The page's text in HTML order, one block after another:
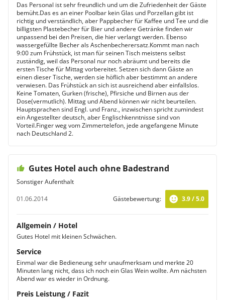
Das Personal ist sehr freundlich und um die Zufriedenheit der Gäste
bemüht.Das es an einer Poolbar kein Glas und Porzellan gibt ist
richtig und verständlich, aber Pappbecher für Kaffee und Tee und die
billigsten Plastebecher für Bier und andere Getränke finden wir
unpassend bei den Preisen, die hier verlangt werden. Ebenso
wassergefüllte Becher als Aschenbecherersatz.Kommt man nach
9:00 zum Frühstück, ist man für seinen Tisch meistens selbst
zuständig, weil das Personal nur noch abräumt und bereits die
ersten Tische für Mittag vorbereitet. Setzen sich dann Gäste an
einen dieser Tische, werden sie höflich aber bestimmt an andere
verwiesen. Das Frühstück an sich ist ausreichend aber einfallslos.
Keine Tomaten, Gurken (frische), Pfirsiche und Birnen aus der
Dose(vermutlich). Mittag und Abend können wir nicht beurteilen.
Hauptsprachen sind Engl. und Franz., inzwischen spricht zumindest
ein Angestellter deutsch, aber Englischkenntnisse sind von
Vorteil.Finger weg vom Zimmertelefon, jede angefangene Minute
nach Deutschland 2.
Gutes Hotel auch ohne Badestrand
Sonstiger Aufenthalt
01.06.2014
Gästebewertung: 3.9 / 5.0
Allgemein / Hotel
Gutes Hotel mit kleinen Schwächen.
Service
Einmal war die Bedieneung sehr unaufmerksam und merkte 20
Minuten lang nicht, dass ich noch ein Glas Wein wollte. Am nächsten
Abend war es wieder in Ordnung.
Preis Leistung / Fazit